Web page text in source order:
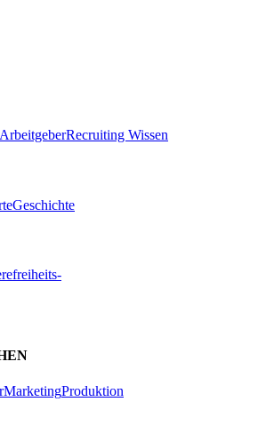
Recruiting Wissen
Geschichte
MarketingProduktion